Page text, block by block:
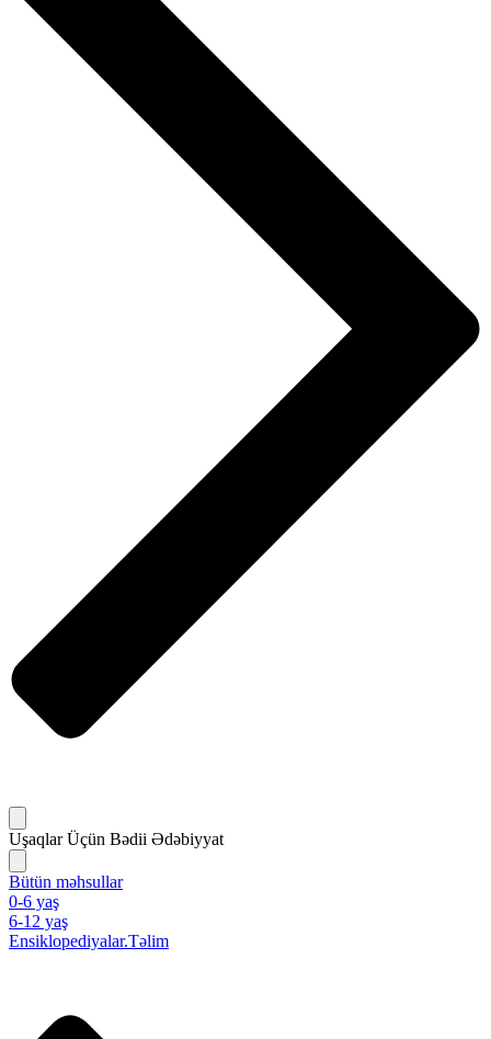
Uşaqlar Üçün Bədii Ədəbiyyat
Bütün məhsullar
0-6 yaş
6-12 yaş
Ensiklopediyalar.Təlim